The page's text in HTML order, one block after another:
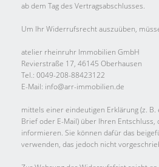
ab dem Tag des Vertragsabschlusses.
Um Ihr Widerrufsrecht auszuüben,
atelier rheinruhr Immobilien GmbH
Revierstraße 17, 46145 Oberhausen
Tel.: 0049-208-88423122
E-Mail: info@arr-immobilien.de
mittels einer eindeutigen Erklärung (z.
Brief oder E-Mail) über Ihren
informieren. Sie können dafür das
verwenden, das jedoch nicht